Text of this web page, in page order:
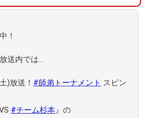
！
送内では…
)放送！ #師弟トーナメント スピン
#チーム杉本 』の